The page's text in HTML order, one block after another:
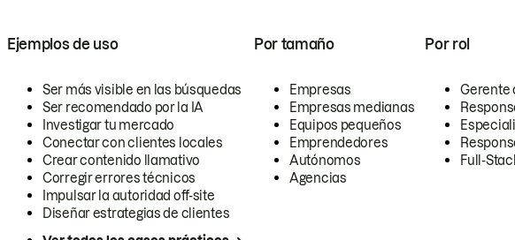
Ejemplos de uso
Ser más visible en las búsquedas
Ser recomendado por la IA
Investigar tu mercado
Conectar con clientes locales
Crear contenido llamativo
Corregir errores técnicos
Impulsar la autoridad off-site
Diseñar estrategias de clientes
Por tamaño
Empresas
Empresas medianas
Equipos pequeños
Emprendedores
Autónomos
Agencias
Por rol
Gerente
Full-